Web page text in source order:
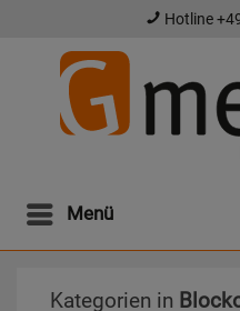
Hotline
Menü
Kategorien in